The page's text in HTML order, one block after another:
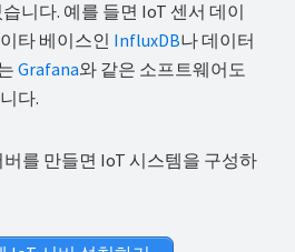
니다. 예를 들면 IoT 센서 데이
타 베이스인 InfluxDB나 데이터
Grafana와 같은 소프트웨어도
다.
를 만들면 IoT 시스템을 구성하